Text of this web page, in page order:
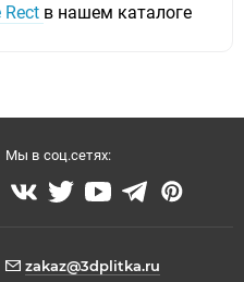
Rect в нашем каталоге
Мы в соц.сетях:
zakaz@3dplitka.ru